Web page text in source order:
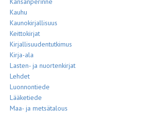
Kauhu
Kaunokirjallisuus
Keittokirjat
Kirjallisuudentutkimus
Kirja-ala
Lasten- ja nuortenkirjat
Lehdet
Luonnontiede
Lääketiede
Maa- ja metsätalous